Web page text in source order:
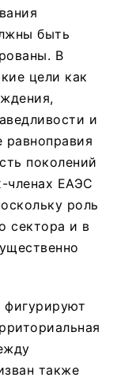
быть
В
цели как
и
равноправия
поколений
членах ЕАЭС
роль
сектора и в
также